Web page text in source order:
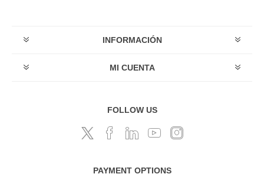
INFORMACIÓN
MI CUENTA
FOLLOW US
PAYMENT OPTIONS